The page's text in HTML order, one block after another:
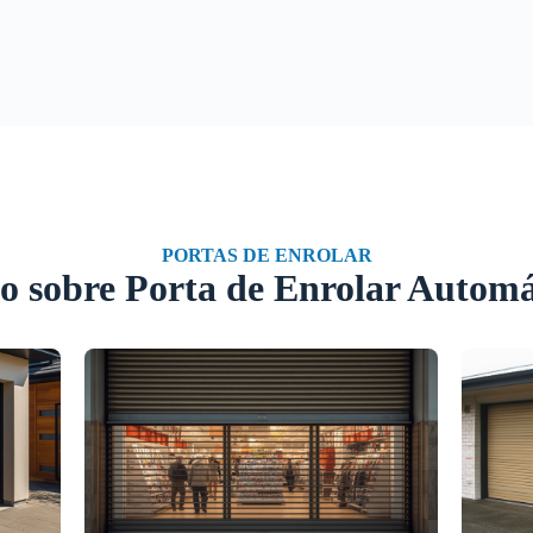
PORTAS DE ENROLAR
sobre Porta de Enrolar